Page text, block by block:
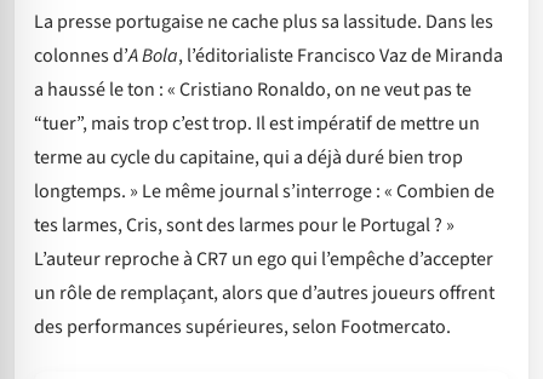
La presse portugaise ne cache plus sa lassitude. Dans les
colonnes d’A Bola, l’éditorialiste Francisco Vaz de Miranda
a haussé le ton : « Cristiano Ronaldo, on ne veut pas te
“tuer”, mais trop c’est trop. Il est impératif de mettre un
terme au cycle du capitaine, qui a déjà duré bien trop
longtemps. » Le même journal s’interroge : « Combien de
tes larmes, Cris, sont des larmes pour le Portugal ? »
L’auteur reproche à CR7 un ego qui l’empêche d’accepter
un rôle de remplaçant, alors que d’autres joueurs offrent
des performances supérieures, selon Footmercato.